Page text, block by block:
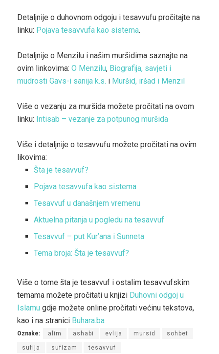
Detaljnije o duhovnom odgoju i tesavvufu pročitajte na
linku: Pojava tesavvufa kao sistema.
Detaljnije o Menzilu i našim muršidima saznajte na
ovim linkovima: O Menzilu, Biografija, savjeti i
mudrosti Gavs-i sanija k.s. i Muršid, iršad i Menzil
Više o vezanju za muršida možete pročitati na ovom
linku: Intisab – vezanje za potpunog muršida
Više i detaljnije o tesavvufu možete pročitati na ovim
likovima:
Šta je tesavvuf?
Pojava tesavvufa kao sistema
Tesavvuf u današnjem vremenu
Aktuelna pitanja u pogledu na tesavvuf
Tesavvuf – put Kur’ana i Sunneta
Tema broja: Šta je tesavvuf?
Više o tome šta je tesavvuf i ostalim tesavvufskim
temama možete pročitati u knjizi Duhovni odgoj u
Islamu gdje možete online pročitati većinu tekstova,
kao i na stranici Buhara.ba
Oznake: alim ashabi evlija mursid sohbet
sufija sufizam tesavvuf